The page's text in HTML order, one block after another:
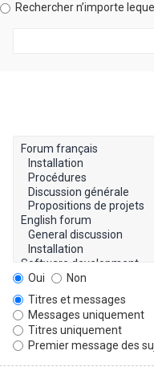
Rechercher n’importe
Oui
Non
Titres et messages
Messages uniquement
Titres uniquement
Premier message des